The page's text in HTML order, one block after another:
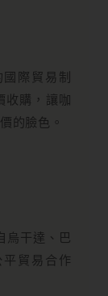
國際貿易制
收購，讓咖
的臉色。
烏干達、巴
貿易合作